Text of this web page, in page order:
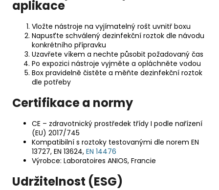
aplikace
Vložte nástroje na vyjímatelný rošt uvnitř boxu
Napusťte schválený dezinfekční roztok dle návodu
konkrétního přípravku
Uzavřete víkem a nechte působit požadovaný čas
Po expozici nástroje vyjměte a opláchněte vodou
Box pravidelně čistěte a měňte dezinfekční roztok
dle potřeby
Certifikace a normy
CE – zdravotnický prostředek třídy I podle nařízení
(EU) 2017/745
Kompatibilní s roztoky testovanými dle norem EN
13727, EN 13624, EN 14476
Výrobce: Laboratoires ANIOS, Francie
Udržitelnost (ESG)